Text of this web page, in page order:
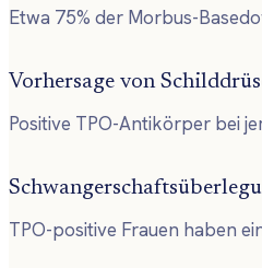
Etwa 75% der Morbus-
Vorhersage von
Positive TPO-Antikörper bei
TPO-positive Frauen haben